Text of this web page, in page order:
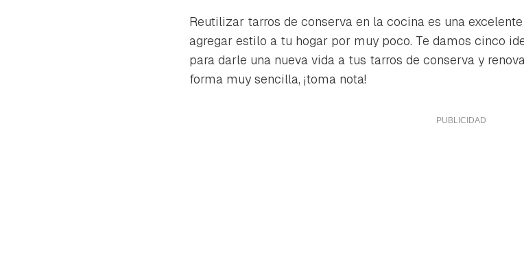
Reutilizar tarros de conserva en la cocina es una
agregar estilo a tu hogar por muy poco. Te damos cinco
para darle una nueva vida a tus tarros de conserva y
forma muy sencilla, ¡toma nota!